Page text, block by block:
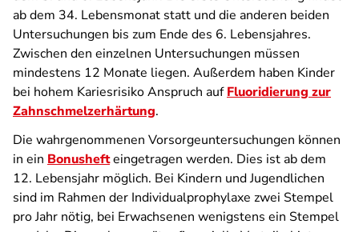
ab dem 34. Lebensmonat statt und die anderen beiden
Untersuchungen bis zum Ende des 6. Lebensjahres.
Zwischen den einzelnen Untersuchungen müssen
mindestens 12 Monate liegen. Außerdem haben Kinder
bei hohem Kariesrisiko Anspruch aufFluoridierung zur
Zahnschmelzerhärtung.
Die wahrgenommenen Vorsorgeuntersuchungen können
in ein Bonushefteingetragen werden. Dies ist ab dem
12. Lebensjahr möglich. Bei Kindern und Jugendlichen
sind im Rahmen der Individualprophylaxe zwei Stempel
pro Jahr nötig, bei Erwachsenen wenigstens ein Stempel